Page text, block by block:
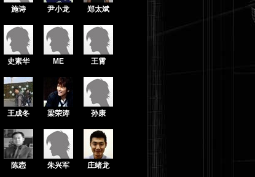
施诗 尹小龙 郑太斌
史素华 ME 王霄
王成冬 梁荣涛 孙康
陈悫 朱兴军 庄绪龙